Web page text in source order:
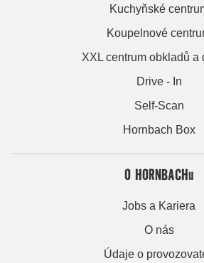
Kuchyňské
Koupelnové
XXL centrum obkladů a
Drive - In
Self-Scan
Hornbach Box
O HORNBACHu
Jobs a Kariera
O nás
Údaje o